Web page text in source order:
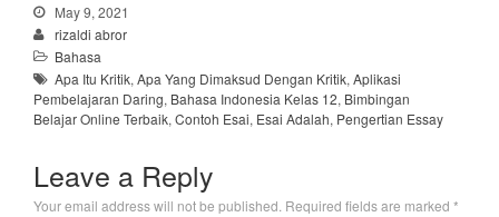
May 9, 2021
rizaldi abror
Bahasa
Apa Itu Kritik, Apa Yang Dimaksud Dengan Kritik, Aplikasi
Pembelajaran Daring, Bahasa Indonesia Kelas 12, Bimbingan
Belajar Online Terbaik, Contoh Esai, Esai Adalah, Pengertian Essay
Leave a Reply
Your email address will not be published. Required fields are marked *